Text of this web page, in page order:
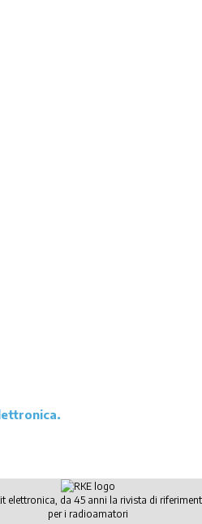
elettronica, da 45 anni la rivista di
per i radioamatori